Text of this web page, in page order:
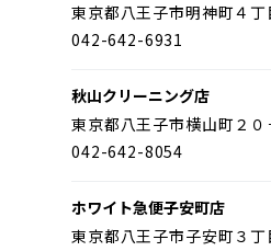
東京都八王子市明神町４丁
042-642-6931
秋山クリーニング店
東京都八王子市横山町２０
042-642-8054
ホワイト急便子安町店
東京都八王子市子安町３丁